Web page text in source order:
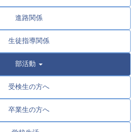
進路関係
生徒指導関係
部活動
受検生の方へ
卒業生の方へ